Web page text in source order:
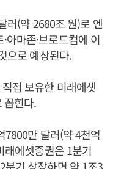
러(약 2680조 원)로 엔
아마존·브로드컴에 이
으로 예상된다.
접 보유한 미래에셋
꼽힌다.
7800만 달러(약 4천억
래에셋증권은 1분기